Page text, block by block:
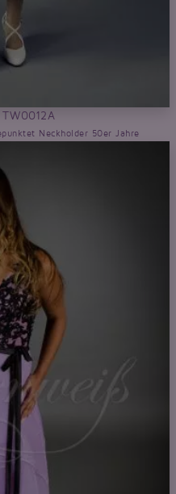
Neckholder 50er Jahre